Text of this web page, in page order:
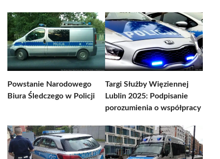
Powstanie Narodowego
Biura Śledczego w Policji
Targi Służby Więziennej
Lublin 2025: Podpisanie
porozumienia o współpracy